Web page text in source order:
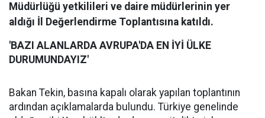
Müdürlüğü yetkilileri ve daire müdürlerinin yer
aldığı İl Değerlendirme Toplantısına katıldı.
'BAZI ALANLARDA AVRUPA'DA EN İYİ ÜLKE
DURUMUNDAYIZ'
Bakan Tekin, basına kapalı olarak yapılan toplantının
ardından açıklamalarda bulundu. Türkiye genelinde